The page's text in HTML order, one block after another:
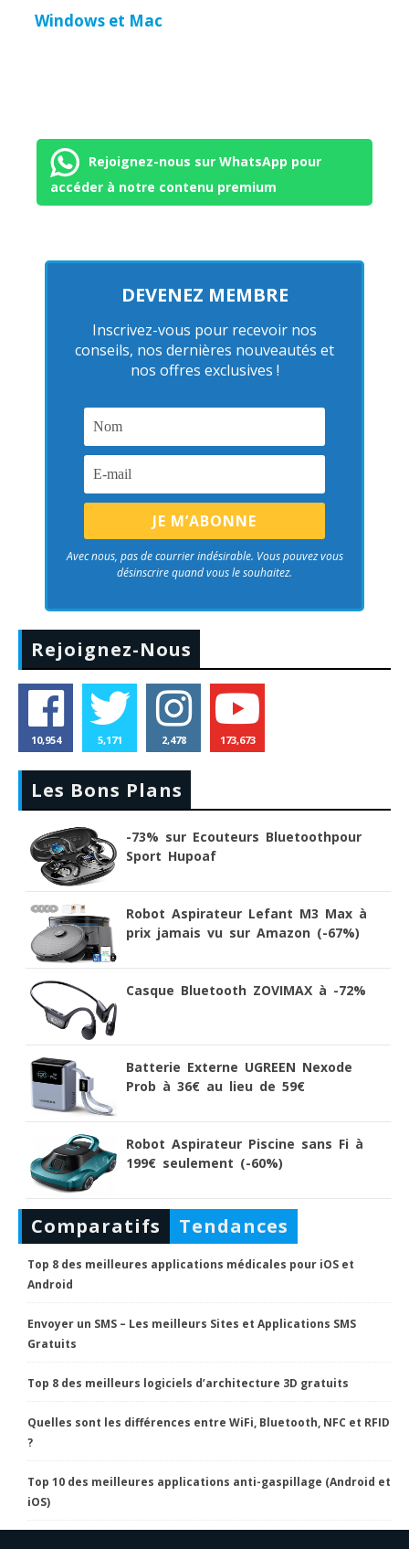
Windows et Mac
Rejoignez-nous sur WhatsApp pour
accéder à notre contenu premium
DEVENEZ MEMBRE
Inscrivez-vous pour recevoir nos
conseils, nos dernières nouveautés et
nos offres exclusives !
Avec nous, pas de courrier indésirable. Vous pouvez vous
désinscrire quand vous le souhaitez.
Rejoignez-Nous
10,954 5,171 2,478 173,673
Les Bons Plans
-73% sur Ecouteurs Bluetoothpour
Sport Hupoaf
Robot Aspirateur Lefant M3 Max à
prix jamais vu sur Amazon (-67%)
Casque Bluetooth ZOVIMAX à -72%
Batterie Externe UGREEN Nexode
Prob à 36€ au lieu de 59€
Robot Aspirateur Piscine sans Fi à
199€ seulement (-60%)
Comparatifs Tendances
Top 8 des meilleures applications médicales pour iOS et
Android
Envoyer un SMS – Les meilleurs Sites et Applications SMS
Gratuits
Top 8 des meilleurs logiciels d’architecture 3D gratuits
Quelles sont les différences entre WiFi, Bluetooth, NFC et RFID
?
Top 10 des meilleures applications anti-gaspillage (Android et
iOS)